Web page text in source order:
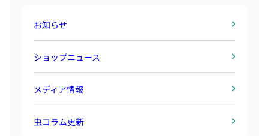
お知らせ
ショップニュース
メディア情報
虫コラム更新